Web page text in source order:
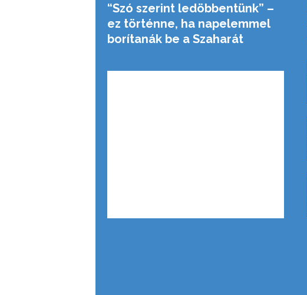
“Szó szerint ledöbbentünk” –
ez történne, ha napelemmel
borítanák be a Szaharát